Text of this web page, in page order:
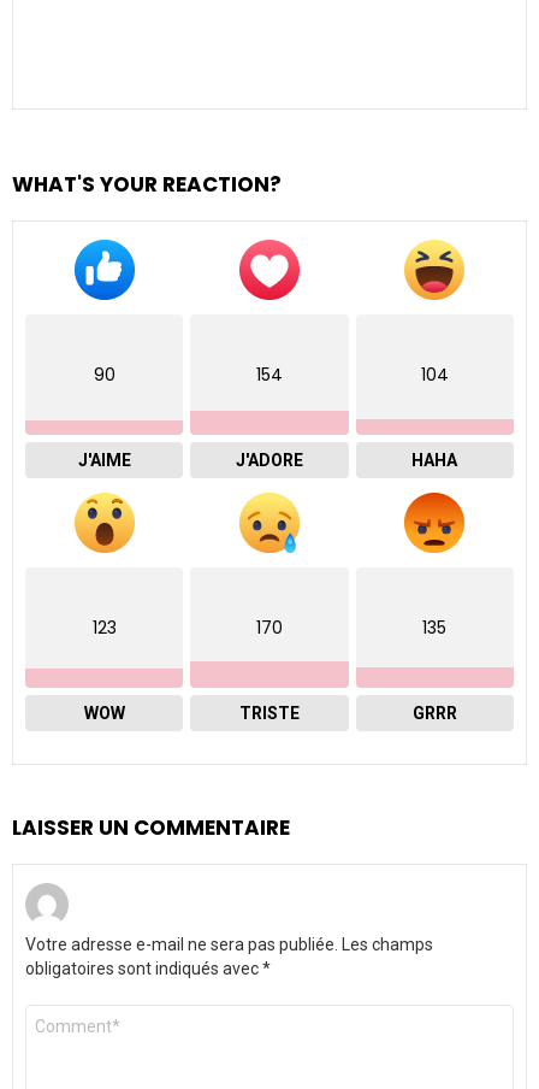
WHAT'S YOUR REACTION?
90
J'AIME
154
J'ADORE
104
HAHA
123
WOW
170
TRISTE
135
GRRR
LAISSER UN COMMENTAIRE
Votre adresse e-mail ne sera pas publiée.
Les champs
obligatoires sont indiqués avec*
Commentaire